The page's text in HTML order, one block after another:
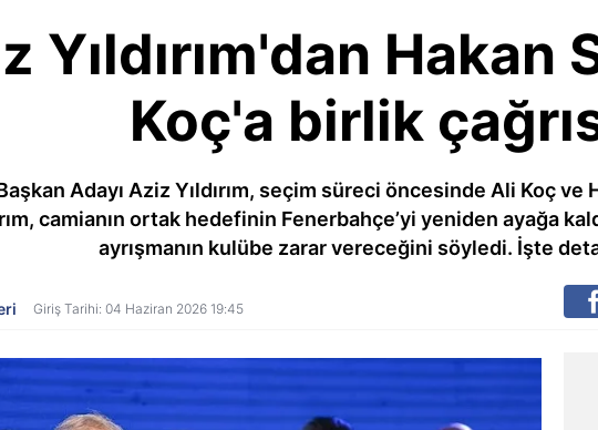
Yıldırım'dan Hakan
Koç'a birlik
Adayı Aziz Yıldırım, seçim süreci öncesinde Ali Koç ve
camianın ortak hedefinin Fenerbahçe’yi yeniden ayağa
ayrışmanın kulübe zarar vereceğini söyledi. İşte
Giriş Tarihi: 04 Haziran 2026 19:45